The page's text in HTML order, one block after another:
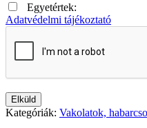
Egyetértek:
Adatvédelmi tájékoztató
Elküld
Kategóriák: Vakolatok,